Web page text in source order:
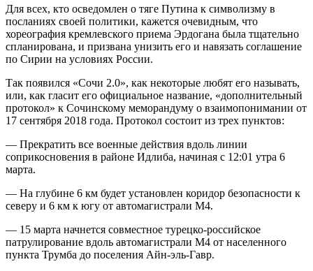
Для всех, кто осведомлен о тяге Путина к символизму в
посланиях своей политики, кажется очевидным, что
хореография кремлевского приема Эрдогана была тщательно
спланирована, и призвана унизить его и навязать соглашение
по Сирии на условиях России.
Так появился «Сочи 2.0», как некоторые любят его называть,
или, как гласит его официальное название, «дополнительный
протокол» к Сочинскому меморандуму о взаимопонимании от
17 сентября 2018 года. Протокол состоит из трех пунктов:
— Прекратить все военные действия вдоль линии
соприкосновения в районе Идлиба, начиная с 12:01 утра 6
марта.
— На глубине 6 км будет установлен коридор безопасности к
северу и 6 км к югу от автомагистрали M4.
— 15 марта начнется совместное турецко-российское
патрулирование вдоль автомагистрали М4 от населенного
пункта Трумба до поселения Айн-эль-Гавр.